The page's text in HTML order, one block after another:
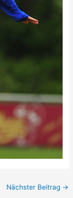
Nächster Beitrag →